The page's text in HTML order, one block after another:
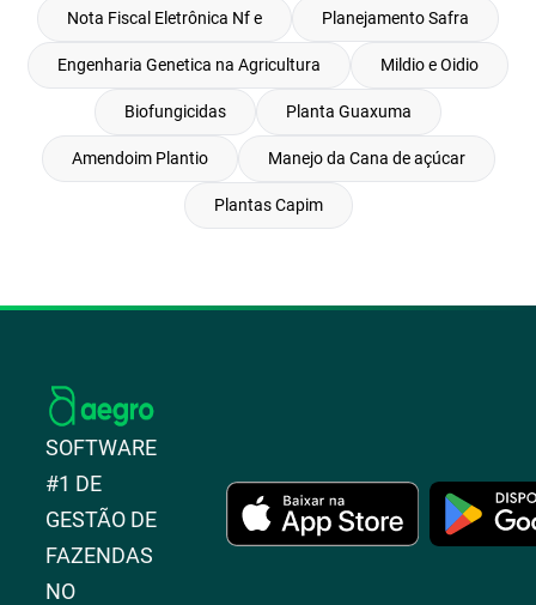
Nota Fiscal Eletrônica Nf e Planejamento Safra
Engenharia Genetica na Agricultura Mildio e Oidio
Biofungicidas Planta Guaxuma
Amendoim Plantio Manejo da Cana de açúcar
Plantas Capim
SOFTWARE
#1 DE
GESTÃO DE
FAZENDAS
NO